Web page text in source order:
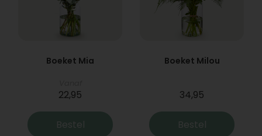
Boeket Mia
22,95
Bestel
Boeket Milou
34,95
Bestel